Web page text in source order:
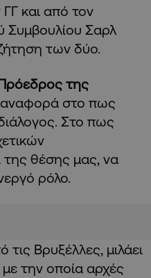
και από τον
Συμβουλίου Σαρλ
των δύο.
της
αναφορά στο πως
Στο πως
θέσης μας, να
ρόλο.
τις Βρυξέλλες, μιλάει
την οποία αρχές